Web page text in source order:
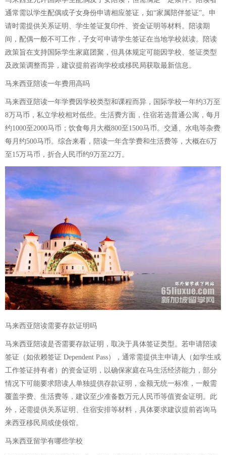
通常需以学生配偶或子女身份申请相应签证，如“家属陪伴签证”。申
请时需提供关系证明、学生签证复印件、资金证明等材料。陪读期
间，配偶一般不可工作，子女可申请学生签证在当地学校就读。陪读
政策旨在支持国际学生家庭团聚，但具体规定可能因学校、签证类型
及政策调整而异，建议提前咨询学校或移民局获取最新信息。
马来西亚陪读一年费用高吗
马来西亚陪读一年学费因学校类型和课程而异，国际学校一年约3万至
8万马币，私立学校相对低些。生活费方面，住宿若选普通公寓，每月
约1000至2000马币；饮食每月大概800至1500马币。交通、水电等杂费
每月约500马币。综合来看，陪读一年含学费和生活费等，大概在6万
至15万马币，折合人民币约9万至22万。
马来西亚陪读需要存款证明吗
马来西亚陪读是否需要存款证明，取决于具体签证类型。若申请陪读
签证（如依赖签证 Dependent Pass），通常需提供主申请人（如学生或
工作签证持有者）的资金证明，以确保家庭在马生活经济能力，部分
情况下可能要求陪读人单独提供存款证明，金额无统一标准，一般需
覆盖学费、生活费等，建议至少准备数万元人民币等值资金证明。此
外，还需提供关系证明、住宿安排等材料，具体要求建议提前咨询马
来西亚移民局或使领馆。
马来西亚留学有哪些学校